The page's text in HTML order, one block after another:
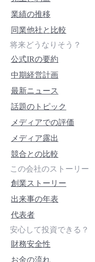
業績の推移
同業他社と比較
将来どうなりそう？
公式IRの要約
中期経営計画
最新ニュース
話題のトピック
メディアでの評価
メディア露出
競合との比較
この会社のストーリー
創業ストーリー
出来事の年表
代表者
安心して投資できる？
財務安全性
お金の流れ